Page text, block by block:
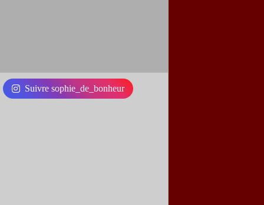
Suivre sophie_de_bonheur